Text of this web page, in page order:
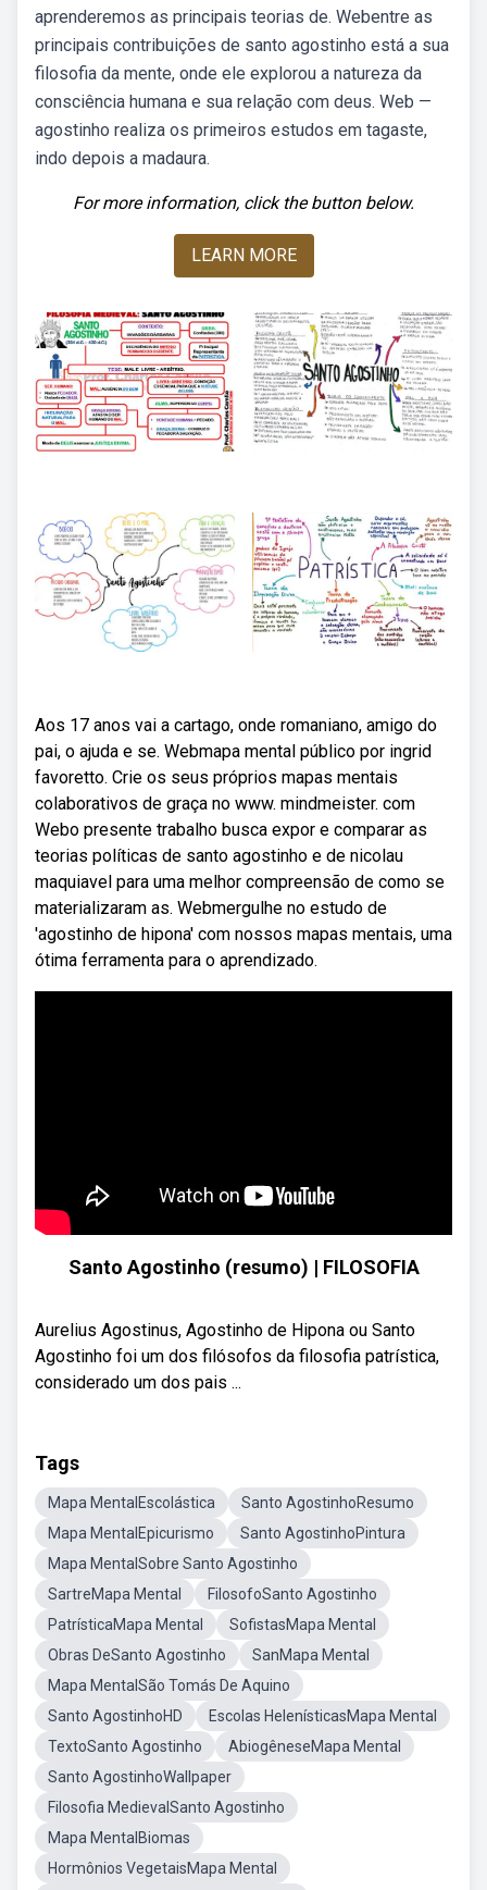
aprenderemos as principais teorias de. Webentre as
principais contribuições de santo agostinho está a sua
filosofia da mente, onde ele explorou a natureza da
consciência humana e sua relação com deus. Web —
agostinho realiza os primeiros estudos em tagaste,
indo depois a madaura.
For more information, click the button below.
LEARN MORE
Aos 17 anos vai a cartago, onde romaniano, amigo do
pai, o ajuda e se. Webmapa mental público por ingrid
favoretto. Crie os seus próprios mapas mentais
colaborativos de graça no www. mindmeister. com
Webo presente trabalho busca expor e comparar as
teorias políticas de santo agostinho e de nicolau
maquiavel para uma melhor compreensão de como se
materializaram as. Webmergulhe no estudo de
'agostinho de hipona' com nossos mapas mentais, uma
ótima ferramenta para o aprendizado.
Santo Agostinho (resumo) | FILOSOFIA
Aurelius Agostinus, Agostinho de Hipona ou Santo
Agostinho foi um dos filósofos da filosofia patrística,
considerado um dos pais ...
Tags
Mapa MentalEscolástica
Santo AgostinhoResumo
Mapa MentalEpicurismo
Santo AgostinhoPintura
Mapa MentalSobre Santo Agostinho
SartreMapa Mental
FilosofoSanto Agostinho
PatrísticaMapa Mental
SofistasMapa Mental
Obras DeSanto Agostinho
SanMapa Mental
Mapa MentalSão Tomás De Aquino
Santo AgostinhoHD
Escolas HelenísticasMapa Mental
TextoSanto Agostinho
AbiogêneseMapa Mental
Santo AgostinhoWallpaper
Filosofia MedievalSanto Agostinho
Mapa MentalBiomas
Hormônios VegetaisMapa Mental